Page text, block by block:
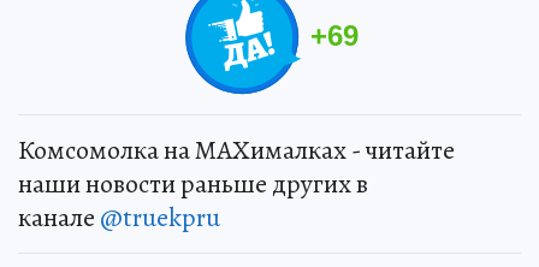
+69
Комсомолка на MAXималках - читайте
наши новости раньше других в
канале @truekpru